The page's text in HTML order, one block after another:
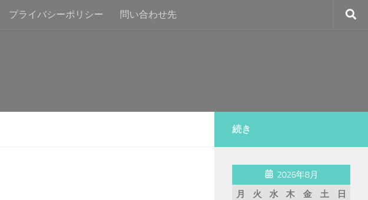
プライバシーポリシー 問い合わせ先
続き
2026年8月
月
火 水 木 金 土
日